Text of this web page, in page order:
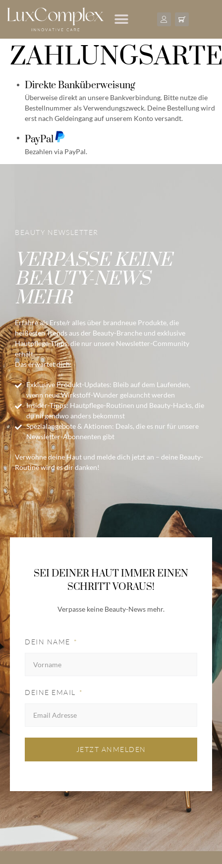
Direkte Banküberweisung
Überweise direkt an unsere Bankverbindung. Bitte nutze die
Bestellnummer als Verwendungszweck. Deine Bestellung wird
erst nach Geldeingang auf unserem Konto versandt.
PayPal
Bezahlen via PayPal.
BEAUTY NEWSLETTER
VERPASSE KEINE
BEAUTY-NEWS
MEHR
Erfahre als Erste/r alles über brandneue Produkte, die
heißesten Trends aus der Beauty-Branche und exklusive
Hautpflege-Tipps, die nur unsere Newsletter-Community
erhält.
Das erwartet dich:
Exklusive Produkt-Updates: Bleib auf dem Laufenden,
wenn neue Wirkstoff-Wunder gelauncht werden
Insider-Tipps: Hautpflege-Routinen und Beauty-Hacks, die
du nirgendwo anders bekommst
Spezialangebote & Aktionen: Deals, die es nur für unsere
Newsletter-Abonnenten gibt
Verwöhne deine Haut und melde dich jetzt an – deine Beauty-
Routine wird es dir danken!
SEI DEINER HAUT IMMER EINEN
SCHRITT VORAUS!
Verpasse keine Beauty-News mehr.
DEIN NAME
DEINE EMAIL
JETZT ANMELDEN